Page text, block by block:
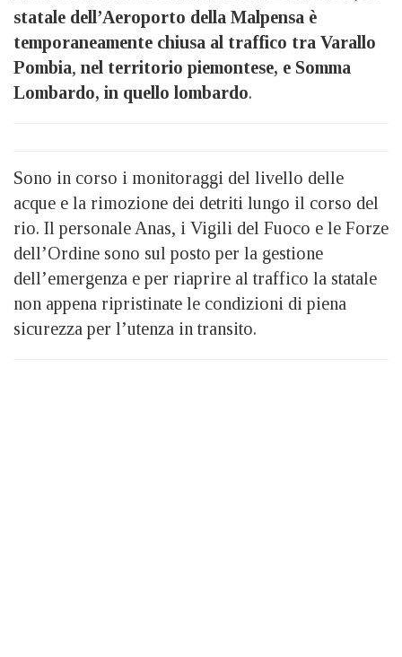
statale dell’Aeroporto della Malpensa è
temporaneamente chiusa al traffico tra Varallo
Pombia, nel territorio piemontese, e Somma
Lombardo, in quello lombardo.
Sono in corso i monitoraggi del livello delle
acque e la rimozione dei detriti lungo il corso del
rio. Il personale Anas, i Vigili del Fuoco e le Forze
dell’Ordine sono sul posto per la gestione
dell’emergenza e per riaprire al traffico la statale
non appena ripristinate le condizioni di piena
sicurezza per l’utenza in transito.